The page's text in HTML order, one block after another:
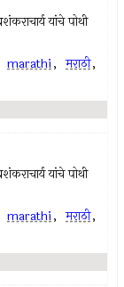
यांचे पोथी
marathi, मराठी,
यांचे पोथी
marathi, मराठी,